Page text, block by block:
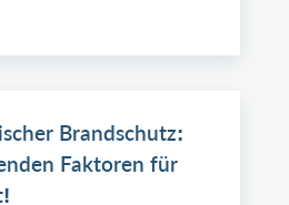
Brandschutz:
Faktoren für